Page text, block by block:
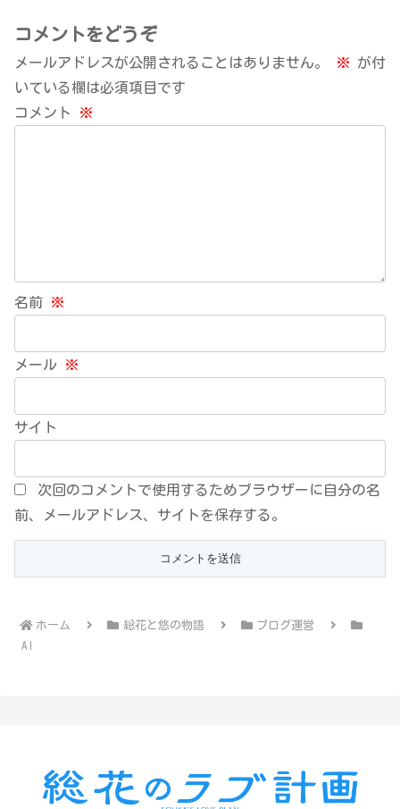
コメントをどうぞ
メールアドレスが公開されることはありません。 ※ が付
いている欄は必須項目です
コメント
※
名前 ※
メール ※
サイト
次回のコメントで使用するためブラウザーに自分の名
前、メールアドレス、サイトを保存する。
ホーム 総花と悠の物語
ブログ運営
AI